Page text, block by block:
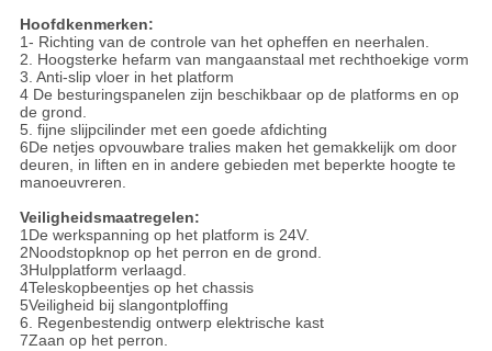
Hoofdkenmerken:
1- Richting van de controle van het opheffen en neerhalen.
2. Hoogsterke hefarm van mangaanstaal met rechthoekige vorm
3. Anti-slip vloer in het platform
4 De besturingspanelen zijn beschikbaar op de platforms en op
de grond.
5. fijne slijpcilinder met een goede afdichting
6De netjes opvouwbare tralies maken het gemakkelijk om door
deuren, in liften en in andere gebieden met beperkte hoogte te
manoeuvreren.
Veiligheidsmaatregelen:
1De werkspanning op het platform is 24V.
2Noodstopknop op het perron en de grond.
3Hulpplatform verlaagd.
4Teleskopbeentjes op het chassis
5Veiligheid bij slangontploffing
6. Regenbestendig ontwerp elektrische kast
7Zaan op het perron.